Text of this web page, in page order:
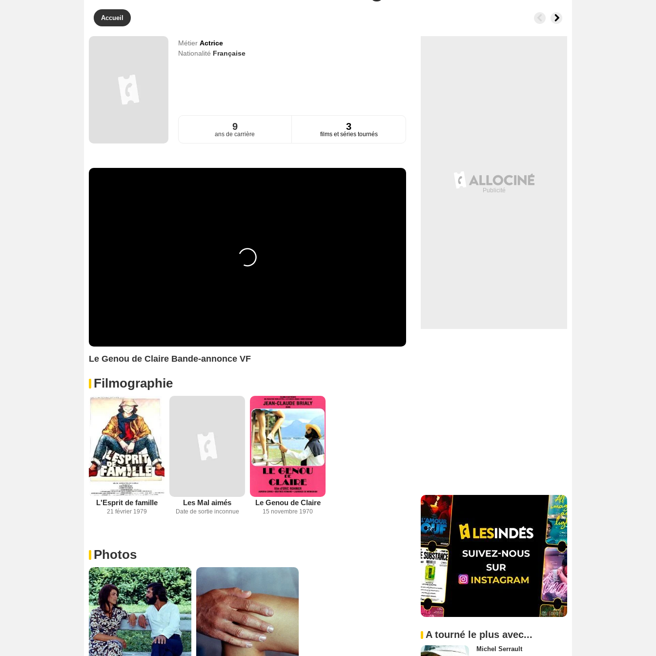
Accueil
Métier Actrice
Nationalité Française
9
ans de carrière
3
films et séries tournés
Le Genou de Claire Bande-annonce VF
Filmographie
L'Esprit de famille
21 février 1979
Les Mal aimés
Date de sortie inconnue
Le Genou de Claire
15 novembre 1970
Photos
A tourné le plus avec...
Michel Serrault